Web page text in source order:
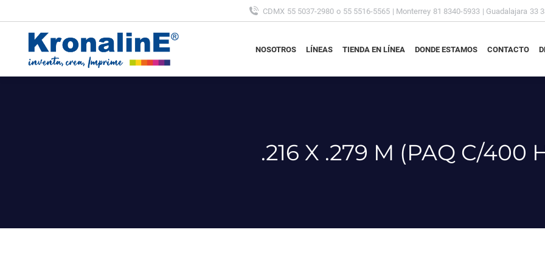
CDMX 55 5037-2980 o 55 5516-5565 | Monterrey 81 8340-5933 | Guadalajara 33
NOSOTROS LÍNEAS TIENDA EN LÍNEA DONDE ESTAMOS CONTACTO
.216 X .279 M (PAQ C/400